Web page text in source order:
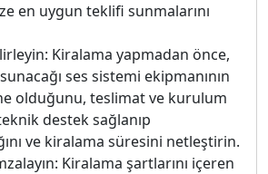
en uygun teklifi sunmalarını
Kiralama yapmadan önce,
sunacağı ses sistemi ekipmanının
olduğunu, teslimat ve kurulum
destek sağlanıp
ve kiralama süresini netleştirin.
Kiralama şartlarını içeren